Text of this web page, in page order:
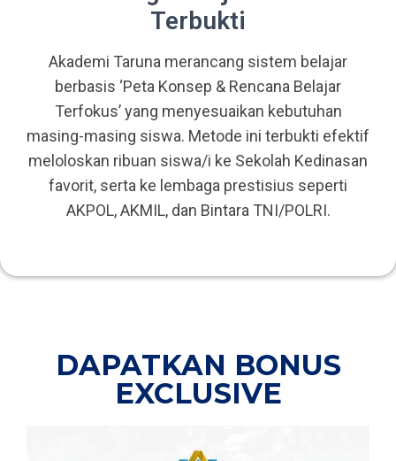
Terbukti
Akademi Taruna merancang sistem belajar
berbasis ‘Peta Konsep & Rencana Belajar
Terfokus’ yang menyesuaikan kebutuhan
masing-masing siswa. Metode ini terbukti efektif
meloloskan ribuan siswa/i ke Sekolah Kedinasan
favorit, serta ke lembaga prestisius seperti
AKPOL, AKMIL, dan Bintara TNI/POLRI.
DAPATKAN BONUS
EXCLUSIVE